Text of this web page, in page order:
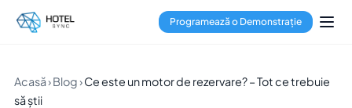
Programează o Demonstrație
Acasă›Blog›Ce este un motor de rezervare? – Tot ce trebuie
să știi